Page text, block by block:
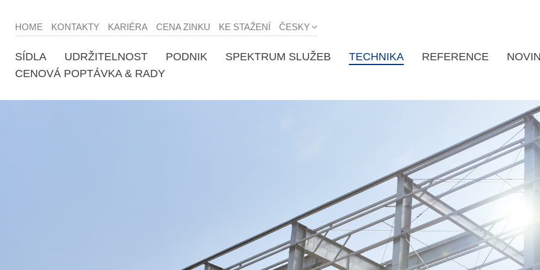
HOME KONTAKTY KARIÉRA CENA ZINKU KE STAŽENÍ ČESKY
SÍDLA UDRŽITELNOST PODNIK SPEKTRUM SLUŽEB TECHNIKA REFERENCE
CENOVÁ POPTÁVKA & RADY